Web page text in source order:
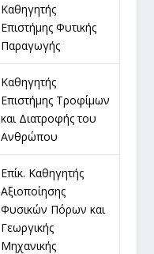
Καθηγητής
Επιστήμης Φυτικής
Παραγωγής
Καθηγητής
Επιστήμης Τροφίμων
και Διατροφής του
Ανθρώπου
Επίκ. Καθηγητής
Αξιοποίησης
Φυσικών Πόρων και
Γεωργικής
Μηχανικής